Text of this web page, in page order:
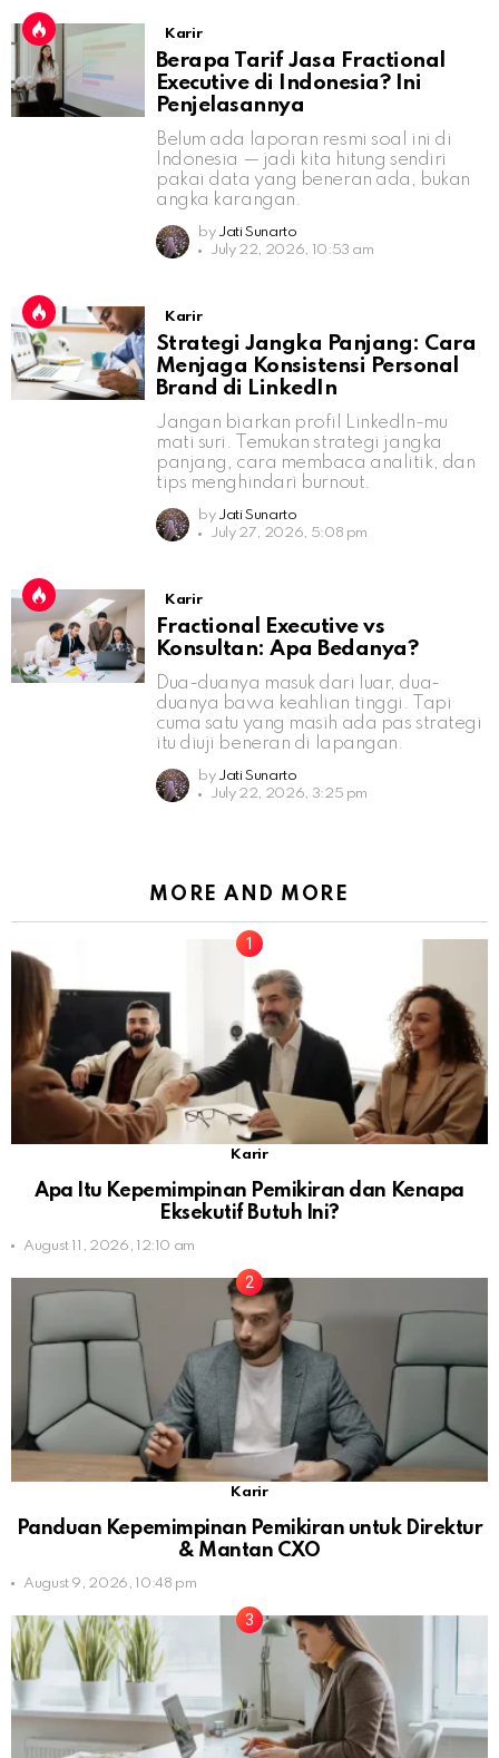
Karir
Berapa Tarif Jasa Fractional
Executive di Indonesia? Ini
Penjelasannya
Belum ada laporan resmi soal ini di
Indonesia — jadi kita hitung sendiri
pakai data yang beneran ada, bukan
angka karangan.
by Jati Sunarto
July 22, 2026, 10:53 am
Karir
Strategi Jangka Panjang: Cara
Menjaga Konsistensi Personal
Brand di LinkedIn
Jangan biarkan profil LinkedIn-mu
mati suri. Temukan strategi jangka
panjang, cara membaca analitik, dan
tips menghindari burnout.
by Jati Sunarto
July 27, 2026, 5:08 pm
Karir
Fractional Executive vs
Konsultan: Apa Bedanya?
Dua-duanya masuk dari luar, dua-
duanya bawa keahlian tinggi. Tapi
cuma satu yang masih ada pas strategi
itu diuji beneran di lapangan.
by Jati Sunarto
July 22, 2026, 3:25 pm
MORE AND MORE
Karir
Apa Itu Kepemimpinan Pemikiran dan Kenapa
Eksekutif Butuh Ini?
August 11, 2026, 12:10 am
Karir
Panduan Kepemimpinan Pemikiran untuk Direktur
& Mantan CXO
August 9, 2026, 10:48 pm